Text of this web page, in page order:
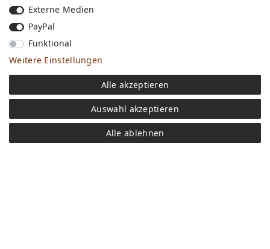
Versandkosten
Bezahlen
Widerrufs­recht
Impressum
Store
FAQ
Jobs
Externe Medien
PayPal
Funktional
Weitere Einstellungen
Alle akzeptieren
Auswahl akzeptieren
Alle ablehnen